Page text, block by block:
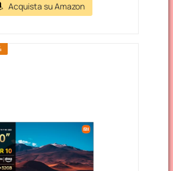
Acquista su Amazon